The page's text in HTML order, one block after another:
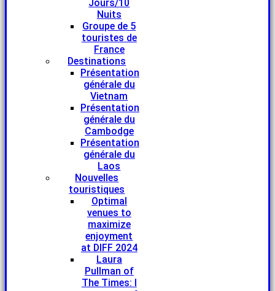
Jours/10
Nuits
Groupe de 5
touristes de
France
Destinations
Présentation
générale du
Vietnam
Présentation
générale du
Cambodge
Présentation
générale du
Laos
Nouvelles
touristiques
Optimal
venues to
maximize
enjoyment
at DIFF 2024
Laura
Pullman of
The Times: I